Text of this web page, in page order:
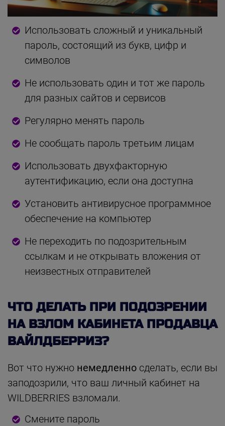
Использовать сложный и уникальный
пароль, состоящий из букв, цифр и
символов
Не использовать один и тот же пароль
для разных сайтов и сервисов
Регулярно менять пароль
Не сообщать пароль третьим лицам
Использовать двухфакторную
аутентификацию, если она доступна
Установить антивирусное программное
обеспечение на компьютер
Не переходить по подозрительным
ссылкам и не открывать вложения от
неизвестных отправителей
ЧТО ДЕЛАТЬ ПРИ ПОДОЗРЕНИИ
НА ВЗЛОМ КАБИНЕТА ПРОДАВЦА
ВАЙЛДБЕРРИЗ?
Вот что нужно немедленно сделать, если вы
заподозрили, что ваш личный кабинет на
WILDBERRIES взломали.
Смените пароль